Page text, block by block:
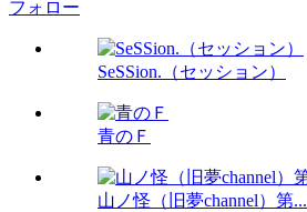
フォロー
SeSSion.（セッション）
青のＦ
山ノ怪（旧夢channel）第...